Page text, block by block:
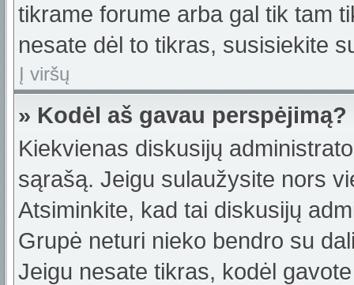
tikrame forume arba gal tik tam
nesate dėl to tikras, susisiekite
Į viršų
» Kodėl aš gavau perspėjimą?
Kiekvienas diskusijų
sąrašą. Jeigu sulaužysite nors
Atsiminkite, kad tai diskusijų
Grupė neturi nieko bendro su
Jeigu nesate tikras, kodėl